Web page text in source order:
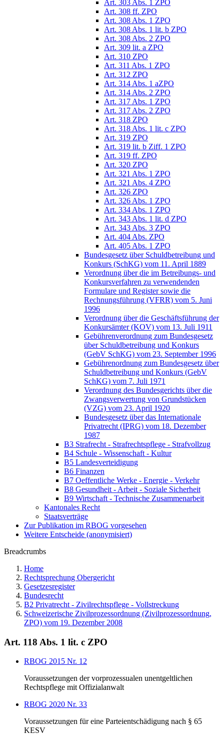
Art. 303 Abs. 1 ZPO
Art. 308 ff. ZPO
Art. 308 Abs. 1 ZPO
Art. 308 Abs. 1 lit. b ZPO
Art. 308 Abs. 2 ZPO
Art. 309 lit. a ZPO
Art. 310 ZPO
Art. 311 Abs. 1 ZPO
Art. 312 ZPO
Art. 314 Abs. 1 aZPO
Art. 314 Abs. 2 ZPO
Art. 317 Abs. 1 ZPO
Art. 317 Abs. 2 ZPO
Art. 318 ZPO
Art. 318 Abs. 1 lit. c ZPO
Art. 319 ZPO
Art. 319 lit. b Ziff. 1 ZPO
Art. 319 ff. ZPO
Art. 320 ZPO
Art. 321 Abs. 1 ZPO
Art. 321 Abs. 4 ZPO
Art. 326 ZPO
Art. 326 Abs. 1 ZPO
Art. 334 Abs. 1 ZPO
Art. 343 Abs. 1 lit. d ZPO
Art. 343 Abs. 3 ZPO
Art. 404 Abs. ZPO
Art. 405 Abs. 1 ZPO
Bundesgesetz über Schuldbetreibung und
Konkurs (SchKG) vom 11. April 1889
Verordnung über die im Betreibungs- und
Konkursverfahren zu verwendenden
Formulare und Register sowie die
Rechnungsführung (VFRR) vom 5. Juni
1996
Verordnung über die Geschäftsführung der
Konkursämter (KOV) vom 13. Juli 1911
Gebührenverordnung zum Bundesgesetz
über Schuldbetreibung und Konkurs
(GebV SchKG) vom 23. September 1996
Gebührenordnung zum Bundesgesetz über
Schuldbetreibung und Konkurs (GebV
SchKG) vom 7. Juli 1971
Verordnung des Bundesgerichts über die
Zwangsverwertung von Grundstücken
(VZG) vom 23. April 1920
Bundesgesetz über das Internationale
Privatrecht (IPRG) vom 18. Dezember
1987
B3 Strafrecht - Strafrechtspflege - Strafvollzug
B4 Schule - Wissenschaft - Kultur
B5 Landesverteidigung
B6 Finanzen
B7 Oeffentliche Werke - Energie - Verkehr
B8 Gesundheit - Arbeit - Soziale Sicherheit
B9 Wirtschaft - Technische Zusammenarbeit
Kantonales Recht
Staatsverträge
Zur Publikation im RBOG vorgesehen
Weitere Entscheide (anonymisiert)
Breadcrumbs
Home
Rechtsprechung Obergericht
Gesetzesregister
Bundesrecht
B2 Privatrecht - Zivilrechtspflege - Vollstreckung
Schweizerische Zivilprozessordnung (Zivilprozessordnung,
ZPO) vom 19. Dezember 2008
Art. 118 Abs. 1 lit. c ZPO
RBOG 2015 Nr. 12
Voraussetzungen der vorprozessualen unentgeltlichen
Rechtspflege mit Offizialanwalt
RBOG 2020 Nr. 33
Voraussetzungen für eine Parteientschädigung nach § 65
KESV